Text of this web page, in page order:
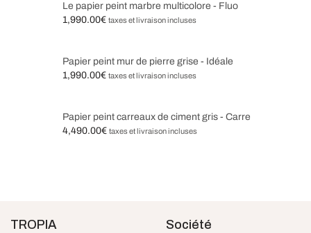
Le papier peint marbre multicolore - Fluo
1,990.00€ taxes et livraison incluses
Papier peint mur de pierre grise - Idéale
1,990.00€ taxes et livraison incluses
Papier peint carreaux de ciment gris - Carre
4,490.00€ taxes et livraison incluses
TROPIA Société